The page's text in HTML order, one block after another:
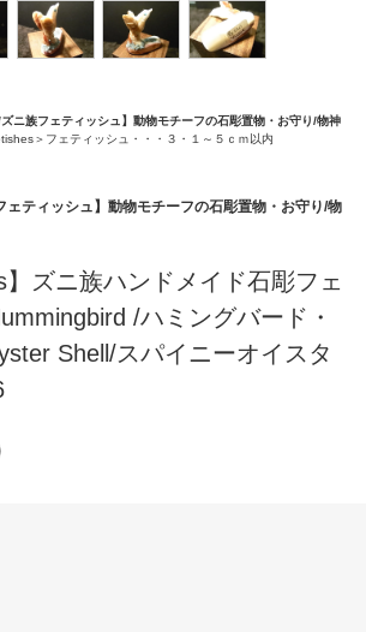
ニ族フェティッシュ】動物モチーフの石彫置物・お守り/物神
＞フェティッシュ・・・３・１～５ｃｍ以内
ェティッシュ】動物モチーフの石彫置物・お守り/物
】ズニ族ハンドメイド石彫フェ
/ハミングバード・
Shell/スパイニーオイスタ